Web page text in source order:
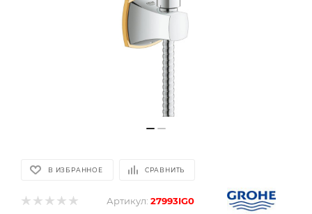
В ИЗБРАННОЕ СРАВНИТЬ
Артикул: 27993IG0